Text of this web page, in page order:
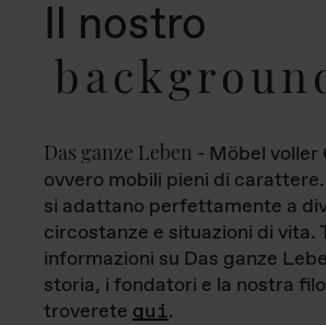
Il nostro
Das ganze Leben - Möbel voller
ovvero mobili pieni di
si adattano perfettamente a
circostanze e situazioni di vita.
informazioni su Das ganze
storia, i fondatori e la nostra
troverete qui.